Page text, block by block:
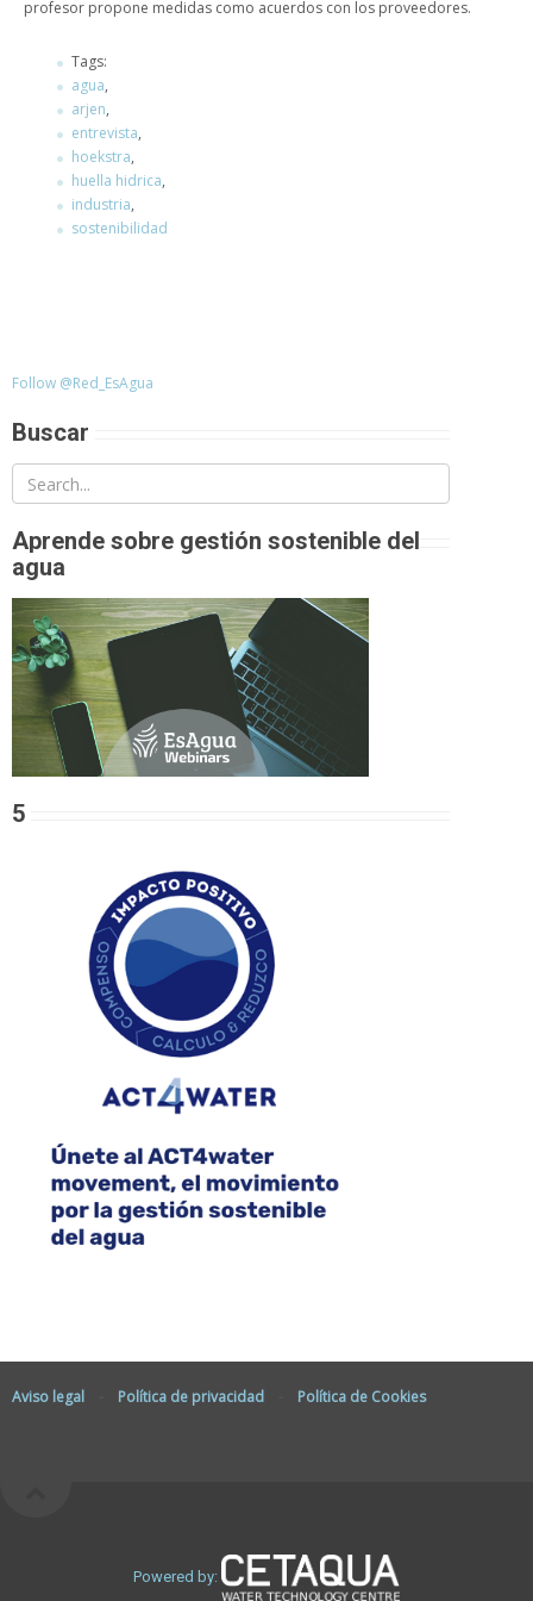
profesor propone medidas como acuerdos con los proveedores.
Tags:
agua,
arjen,
entrevista,
hoekstra,
huella hidrica,
industria,
sostenibilidad
Follow @Red_EsAgua
Buscar
Aprende sobre gestión sostenible del
agua
5
Aviso legal Política de privacidad Política de Cookies
Powered by: